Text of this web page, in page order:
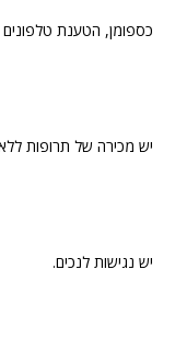
כספומן, הטענת טלפונים
יש מכירה של תרופות
יש נגישות לנכים.